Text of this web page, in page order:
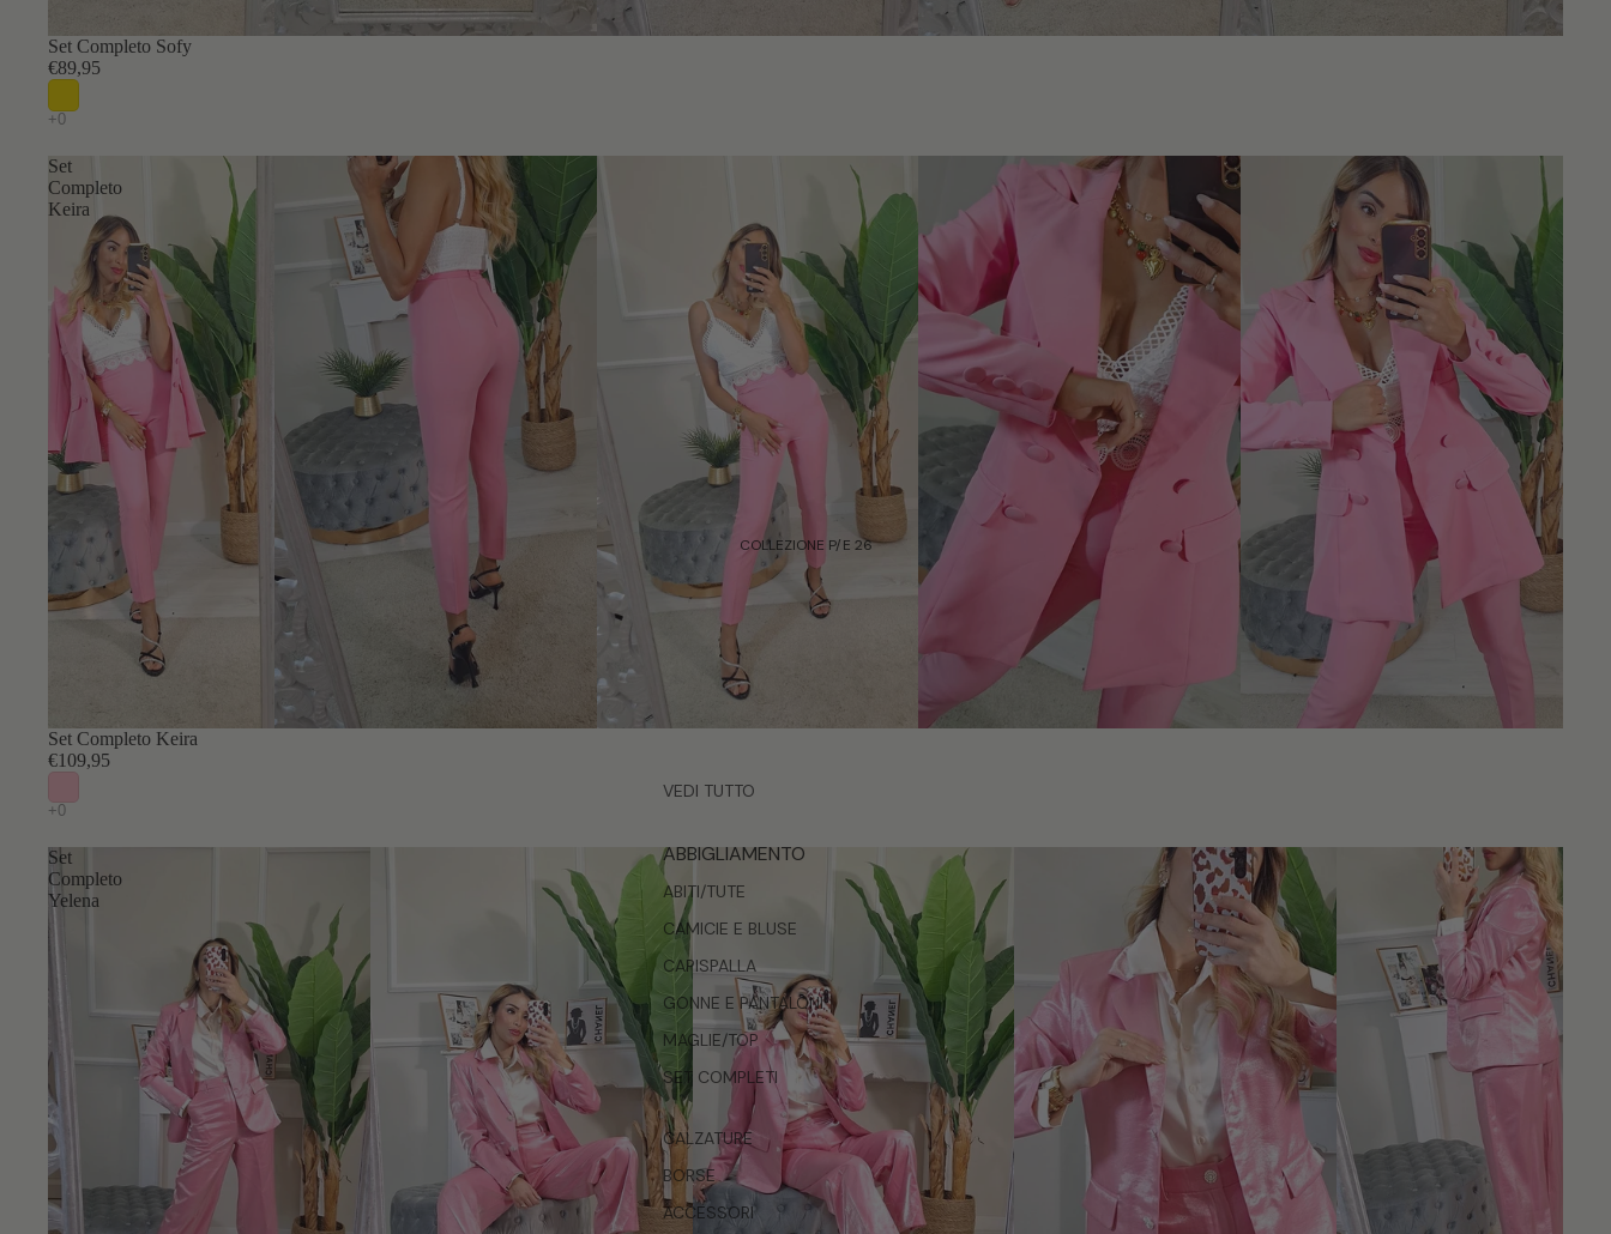
COLLEZIONE P/E 26
VEDI TUTTO
ABBIGLIAMENTO
ABITI/TUTE
CAMICIE E BLUSE
CAPISPALLA
GONNE E PANTALONI
MAGLIE/TOP
SET COMPLETI
CALZATURE
BORSE
ACCESSORI
Set Completo Sofy
€89,95
Set
Completo
Keira
Set Completo Keira
€109,95
Set
Completo
Yelena